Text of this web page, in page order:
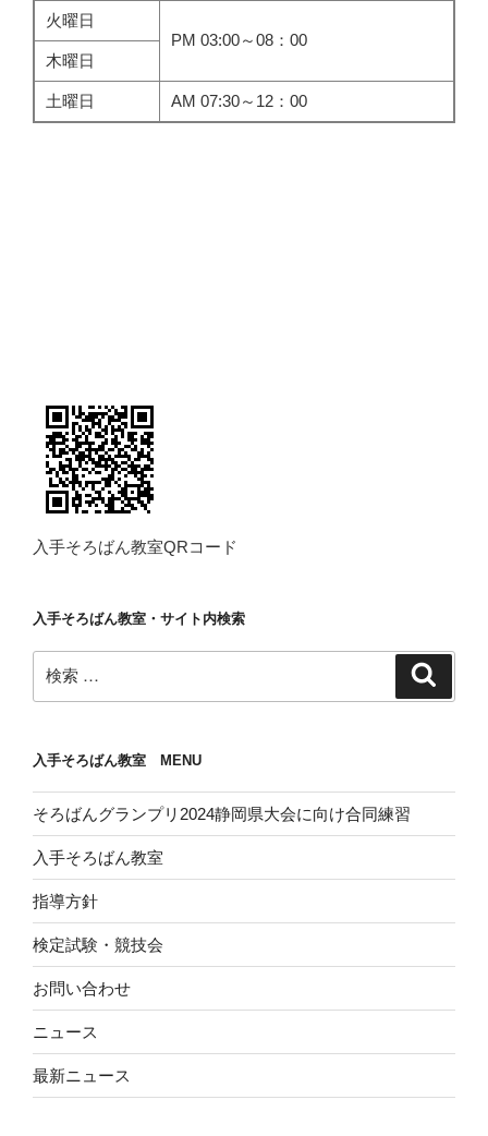
火曜日
PM 03:00～08：00
木曜日
土曜日 AM 07:30～12：00
入手そろばん教室QRコード
入手そろばん教室・サイト内検索
索:
入手そろばん教室 MENU
そろばんグランプリ2024静岡県大会に向け合同練習
入手そろばん教室
指導方針
検定試験・競技会
お問い合わせ
ニュース
最新ニュース